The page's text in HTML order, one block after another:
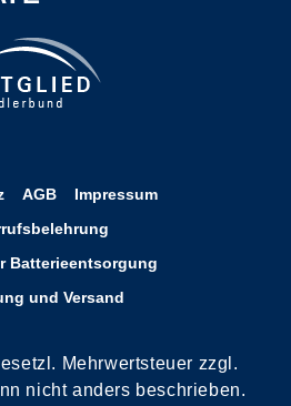
AGB
Impressum
Batterieentsorgung
und Versand
Mehrwertsteuer zzgl.
nicht anders beschrieben.